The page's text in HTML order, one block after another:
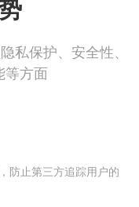
私保护、安全性、
等方面
防止第三方追踪用户的